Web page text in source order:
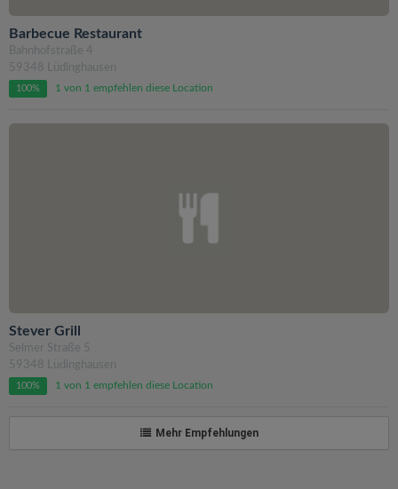
Barbecue Restaurant
Bahnhofstraße 4
59348 Lüdinghausen
100% 1 von 1 empfehlen diese Location
Stever Grill
Selmer Straße 5
59348 Lüdinghausen
100% 1 von 1 empfehlen diese Location
Mehr Empfehlungen